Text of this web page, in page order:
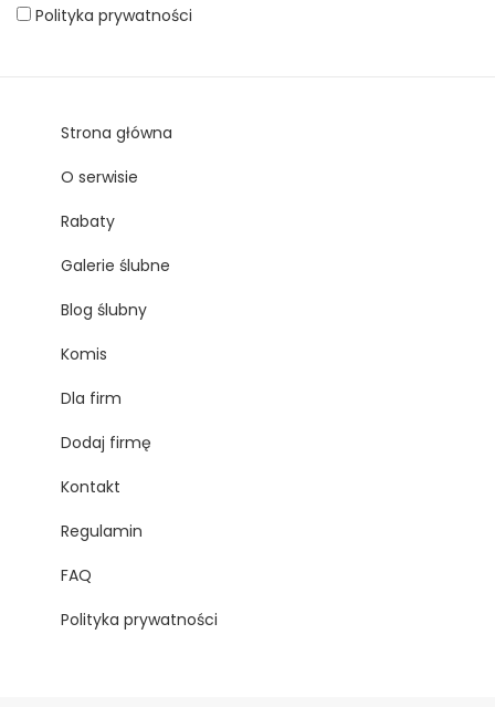
Polityka prywatności
Strona główna
O serwisie
Rabaty
Galerie ślubne
Blog ślubny
Komis
Dla firm
Dodaj firmę
Kontakt
Regulamin
FAQ
Polityka prywatności